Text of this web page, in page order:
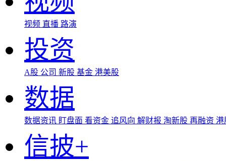
视频 直播 路演
投资
A股 公司 新股 基金 港美股
数据
数据资讯 盯盘面 看资金 追风向 解财报 淘新股 再融资
信披+